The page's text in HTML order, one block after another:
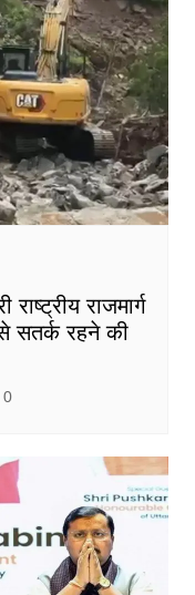
राजमार्ग
सतर्क रहने की
0